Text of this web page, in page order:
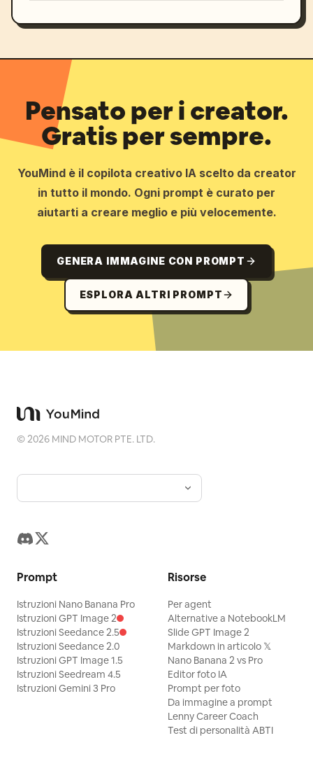
Pensato per i creator.
Gratis per sempre.
YouMind è il copilota creativo IA scelto da creator
in tutto il mondo. Ogni prompt è curato per
aiutarti a creare meglio e più velocemente.
GENERA IMMAGINE CON PROMPT
ESPLORA ALTRI PROMPT
©2026 MIND MOTOR PTE. LTD.
Prompt
Istruzioni Nano Banana Pro
Istruzioni GPT Image 2
Istruzioni Seedance 2.5
Istruzioni Seedance 2.0
Istruzioni GPT Image 1.5
Istruzioni Seedream 4.5
Istruzioni Gemini 3 Pro
Risorse
Per agent
Alternative a NotebookLM
Slide GPT Image 2
Markdown in articolo 𝕏
Nano Banana 2 vs Pro
Editor foto IA
Prompt per foto
Da immagine a prompt
Lenny Career Coach
Test di personalità ABTI